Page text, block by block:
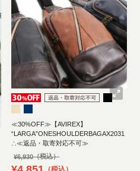
≪30%OFF≫【AVIREX】
“LARGA”ONESHOULDERBAGAX2031
∴≪返品・取寄対応不可≫
¥6,930